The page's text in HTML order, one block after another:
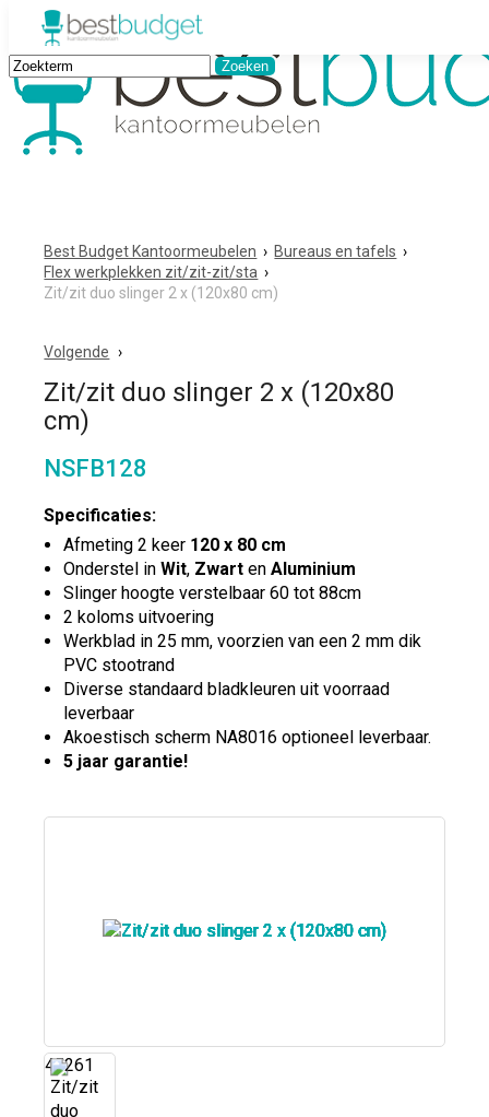
Best Budget Kantoormeubelen › Bureaus en tafels ›
Flex werkplekken zit/zit-zit/sta ›
Zit/zit duo slinger 2 x (120x80 cm)
Volgende
Zit/zit duo slinger 2 x (120x80
cm)
NSFB128
Specificaties:
Afmeting 2 keer 120 x 80 cm
Onderstel inWit, Zwart enAluminium
Slinger hoogte verstelbaar 60 tot 88cm
2 koloms uitvoering
Werkblad in 25 mm, voorzien van een 2 mm dik
PVC stootrand
Diverse standaard bladkleuren uit voorraad
leverbaar
Akoestisch scherm NA8016 optioneel leverbaar.
5 jaar garantie!
45261